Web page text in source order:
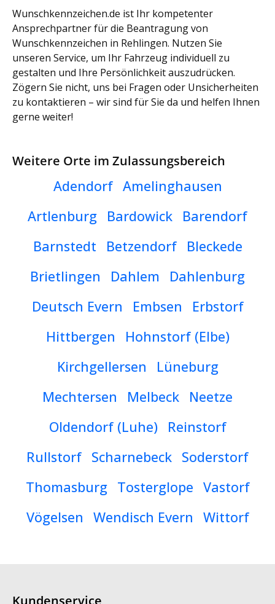
Wunschkennzeichen.de ist Ihr kompetenter
Ansprechpartner für die Beantragung von
Wunschkennzeichen in Rehlingen. Nutzen Sie
unseren Service, um Ihr Fahrzeug individuell zu
gestalten und Ihre Persönlichkeit auszudrücken.
Zögern Sie nicht, uns bei Fragen oder Unsicherheiten
zu kontaktieren – wir sind für Sie da und helfen Ihnen
gerne weiter!
Weitere Orte im Zulassungsbereich
Adendorf Amelinghausen
Artlenburg
Bardowick
Barendorf
Barnstedt
Betzendorf
Bleckede
Brietlingen
Dahlem
Dahlenburg
Deutsch Evern
Embsen
Erbstorf
Hittbergen
Hohnstorf (Elbe)
Kirchgellersen
Lüneburg
Mechtersen
Melbeck
Neetze
Oldendorf (Luhe)
Reinstorf
Rullstorf Scharnebeck Soderstorf
Thomasburg
Tosterglope Vastorf
Vögelsen
Wendisch Evern Wittorf
Kundenservice